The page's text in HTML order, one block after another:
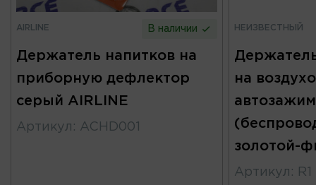
AIRLINE В наличии
Держатель напитков на
приборную дефлектор
серый AIRLINE
Артикул : ACHD001
НЕИЗВЕСТНЫЙ
на
золотой-
Артикул : R1